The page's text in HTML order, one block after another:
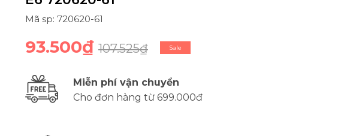
Mã sp: 720620-61
93.500₫ 107.525₫ Sale
Miễn phí vận chuyển
Cho đơn hàng từ 699.000đ